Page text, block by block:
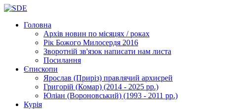
Головна
Архів новин по місяцях / роках
Рік Божого Милосердя 2016
Зворотній зв'язок написати нам листа
Посилання
Єпископи
Ярослав (Приріз) правлячий архиєрей
Григорій (Комар) (2014 - 2025 рр.)
Юліан (Вороновський) (1993 - 2011 рр.)
Курія